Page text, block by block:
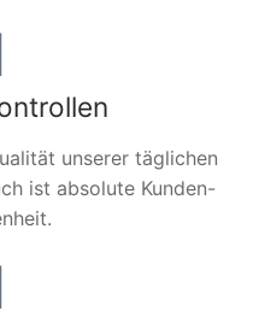
unserer täglichen
ist absolute Kunden-